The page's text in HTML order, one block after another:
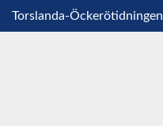
Torslanda-Öckerötidningen